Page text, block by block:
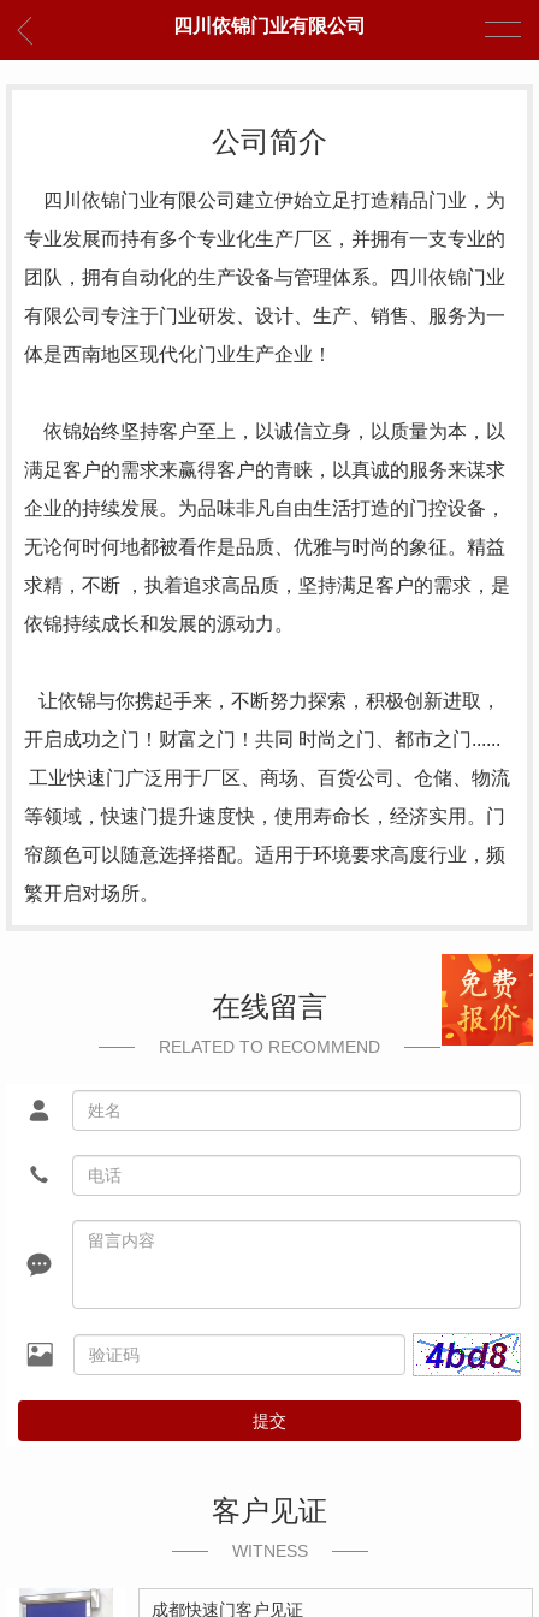
四川依锦门业有限公司
公司简介
四川依锦门业有限公司建立伊始立足打造精品门业，为
专业发展而持有多个专业化生产厂区，并拥有一支专业的
团队，拥有自动化的生产设备与管理体系。四川依锦门业
有限公司专注于门业研发、设计、生产、销售、服务为一
体是西南地区现代化门业生产企业！
依锦始终坚持客户至上，以诚信立身，以质量为本，以
满足客户的需求来赢得客户的青睐，以真诚的服务来谋求
企业的持续发展。为品味非凡自由生活打造的门控设备，
无论何时何地都被看作是品质、优雅与时尚的象征。精益
求精，不断 ，执着追求高品质，坚持满足客户的需求，是
依锦持续成长和发展的源动力。
让依锦与你携起手来，不断努力探索，积极创新进取，
开启成功之门！财富之门！共同 时尚之门、都市之门......
工业快速门广泛用于厂区、商场、百货公司、仓储、物流
等领域，快速门提升速度快，使用寿命长，经济实用。门
帘颜色可以随意选择搭配。适用于环境要求高度行业，频
繁开启对场所。
在线留言
RELATED TO RECOMMEND
提交
客户见证
WITNESS
成都快速门客户见证